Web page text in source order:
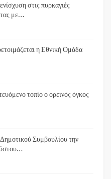
στις πυρκαγιές
με…
η Εθνική Ομάδα
τοπίο ο ορεινός όγκος
Συμβουλίου την